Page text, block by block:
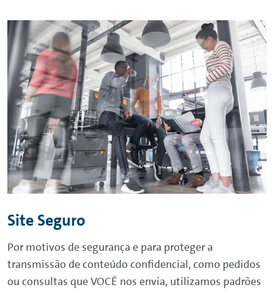
Site Seguro
Por motivos de segurança e para proteger a
transmissão de conteúdo confidencial, como pedidos
ou consultas que VOCÊ nos envia, utilizamos padrões